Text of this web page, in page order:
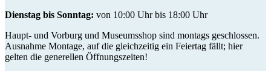
Dienstag bis Sonntag: von 10:00 Uhr bis 18:00 Uhr
Haupt- und Vorburg und Museumsshop sind montags geschlossen.
Ausnahme Montage, auf die gleichzeitig ein Feiertag fällt; hier
gelten die generellen Öffnungszeiten!